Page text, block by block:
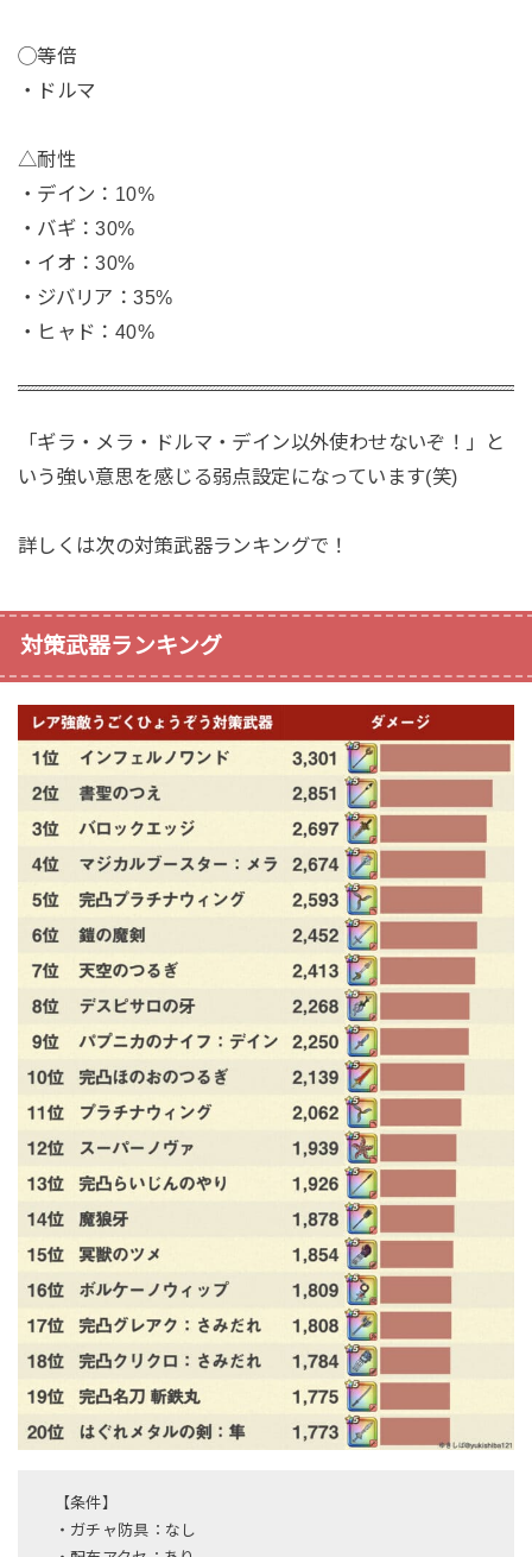
◯等倍
・ドルマ
△耐性
・デイン：10%
・バギ：30%
・イオ：30%
・ジバリア：35%
・ヒャド：40%
「ギラ・メラ・ドルマ・デイン以外使わせないぞ！」と
いう強い意思を感じる弱点設定になっています(笑)
詳しくは次の対策武器ランキングで！
対策武器ランキング
【条件】
・ガチャ防具：なし